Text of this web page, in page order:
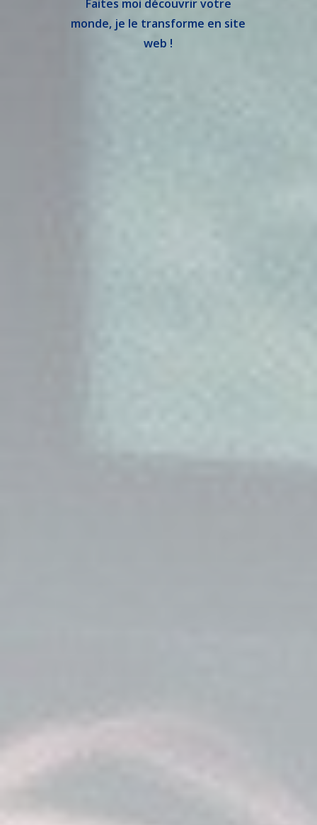
Faites moi découvrir votre
monde, je le transforme en site
web !